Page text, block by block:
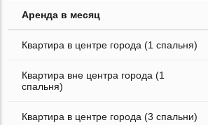
Аренда в месяц
Квартира в центре города (1 спальня)
Квартира вне центра города (1
спальня)
Квартира в центре города (3 спальни)